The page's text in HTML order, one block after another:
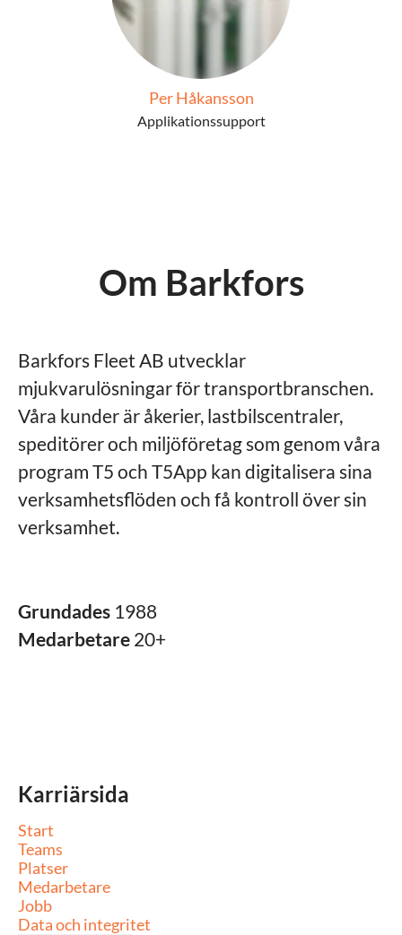
Per Håkansson
Applikationssupport
Om Barkfors
Barkfors Fleet AB utvecklar
mjukvarulösningar för transportbranschen.
Våra kunder är åkerier, lastbilscentraler,
speditörer och miljöföretag som genom våra
program T5 och T5App kan digitalisera sina
verksamhetsflöden och få kontroll över sin
verksamhet.
Grundades 1988
Medarbetare 20+
Karriärsida
Start
Teams
Platser
Medarbetare
Jobb
Data och integritet